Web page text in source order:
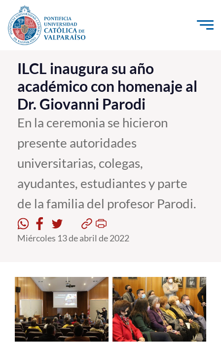
Click acá para ir directamente al contenido
La Universidad
Investigación, Creación e Innovación
PUCV Internacional
Vinculación con el Medio
Admisión
Formación Continua
Funcionarios
Alumni
English
ILCL inaugura su año
académico con homenaje al
Dr. Giovanni Parodi
En la ceremonia se hicieron
presente autoridades
universitarias, colegas,
ayudantes, estudiantes y parte
de la familia del profesor Parodi.
Miércoles 13 de abril de 2022